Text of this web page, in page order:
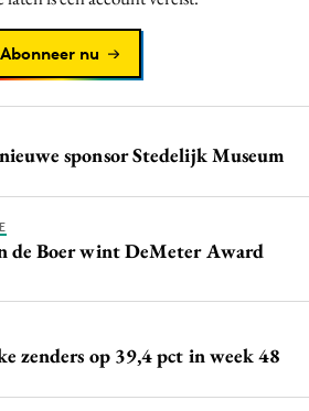
Abonneer nu
sponsor Stedelijk Museum
de Boer wint DeMeter Award
zenders op 39,4 pct in week 48